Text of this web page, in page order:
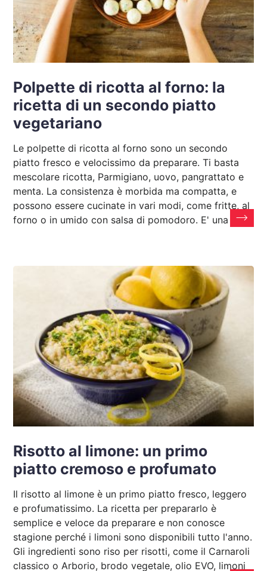
Polpette di ricotta al forno: la
ricetta di un secondo piatto
vegetariano
Le polpette di ricotta al forno sono un secondo
piatto fresco e velocissimo da preparare. Ti basta
mescolare ricotta, Parmigiano, uovo, pangrattato e
menta. La consistenza è morbida ma compatta, e
possono essere cucinate in vari modi, come fritte, al
forno o in umido con salsa di pomodoro. E' una
Risotto al limone: un primo
piatto cremoso e profumato
Il risotto al limone è un primo piatto fresco, leggero
e profumatissimo. La ricetta per prepararlo è
semplice e veloce da preparare e non conosce
stagione perché i limoni sono disponibili tutto l'anno.
Gli ingredienti sono riso per risotti, come il Carnaroli
classico o Arborio, brodo vegetale, olio EVO, limoni